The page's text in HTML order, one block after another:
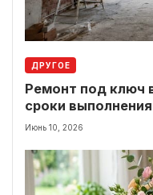
ДРУГОЕ
Ремонт под ключ
сроки выполнения
Июнь 10, 2026